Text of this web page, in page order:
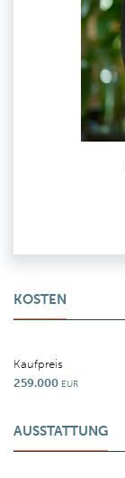
KOSTEN
Kaufpreis
259.000 EUR
AUSSTATTUNG